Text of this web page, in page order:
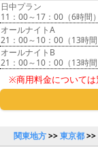
日中プラン
11：00～17：00（6時間）
オールナイトA
21：00～10：00（13時間
オールナイトB
21：00～10：00（13時間
※商用料金については
関東地方>>東京都>>